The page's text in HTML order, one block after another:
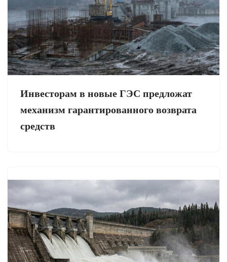
Инвесторам в новые ГЭС предложат
механизм гарантированного возврата
средств